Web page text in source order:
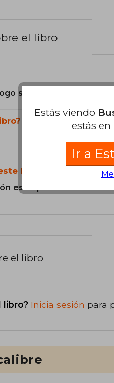
el libro
son Originales.
libro?
es Tapa Blanda.
el libro
libro? Inicia sesión para
Estás viendo
estás en
Ir a